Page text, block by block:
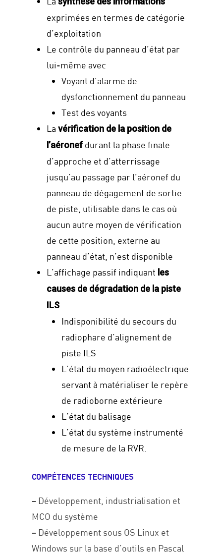
exprimées en termes de catégorie
d’exploitation
Le contrôle du panneau d’état par
lui-même avec
Voyant d’alarme de
dysfonctionnement du panneau
Test des voyants
La vérification de la position de
l’aéronefdurant la phase finale
d’approche et d’atterrissage
jusqu’au passage par l’aéronef du
panneau de dégagement de sortie
de piste, utilisable dans le cas où
aucun autre moyen de vérification
de cette position, externe au
panneau d’état, n’est disponible
L’affichage passif indiquant les
causes de dégradation de la piste
ILS
Indisponibilité du secours du
radiophare d’alignement de
piste ILS
L’état du moyen radioélectrique
servant à matérialiser le repère
de radioborne extérieure
L’état du balisage
L’état du système instrumenté
de mesure de la RVR.
COMPÉTENCES TECHNIQUES
– Développement, industrialisation et
MCO du système
– Développement sous OS Linux et
Windows sur la base d’outils en Pascal
#We are
Contact
ici 1